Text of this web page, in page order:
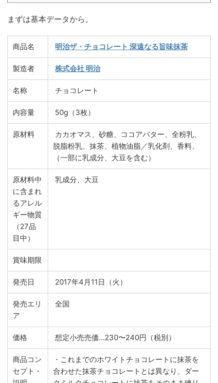
まずは基本データから。
商品名 明治ザ・チョコレート 深遠なる旨味抹茶
製造者 株式会社 明治
名称 チョコレート
内容量 50g（3枚）
原材料
カカオマス、砂糖、ココアバター、全粉乳、
脱脂粉乳、抹茶、植物油脂／乳化剤、香料、
（一部に乳成分、大豆を含む）
原材料中
に含まれ
るアレル
ギー物質
（27品
目中）
乳成分、大豆
賞味期限
発売日 2017年4月11日（火）
発売エリ
ア
全国
価格 想定小売売価…230〜240円（税別）
商品コン
セプト・
・これまでのホワイトチョコレートに抹茶を
合わせた抹茶チョコレートとは異なり、ダー